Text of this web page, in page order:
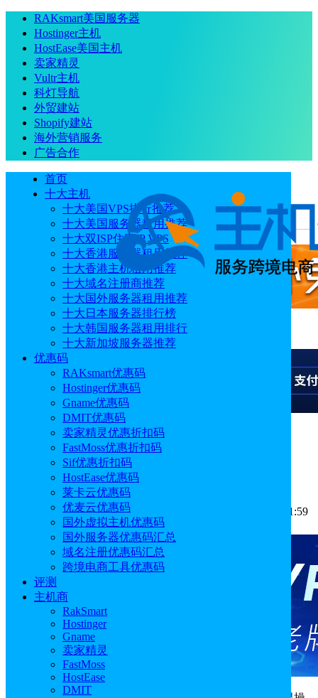
RAKsmart美国服务器
Hostinger主机
HostEase美国主机
卖家精灵
Vultr主机
科灯导航
外贸建站
Shopify建站
海外营销服务
广告合作
首页
十大主机
十大美国VPS排行推荐
十大美国服务器租用推荐
十大双ISP住宅IP VPS
十大香港服务器租用推荐
十大香港主机租用推荐
十大域名注册商推荐
十大国外服务器租用推荐
十大日本服务器排行榜
十大韩国服务器租用排行
十大新加坡服务器推荐
优惠码
RAKsmart优惠码
Hostinger优惠码
Gname优惠码
DMIT优惠码
卖家精灵优惠折扣码
FastMoss优惠折扣码
Sif优惠折扣码
HostEase优惠码
莱卡云优惠码
优麦云优惠码
国外虚拟主机优惠码
国外服务器优惠码汇总
域名注册优惠码汇总
跨境电商工具优惠码
评测
主机商
RakSmart
Hostinger
Gname
卖家精灵
FastMoss
HostEase
DMIT
当前位置：首页 跨境电商 BigSeller怎么产品搬家
BigSeller怎么产品搬家
作者: Aimee 分类:跨境电商
发布时间: 2025.11.19 17:21:59
更新于: 2025.11.19 17:21:59